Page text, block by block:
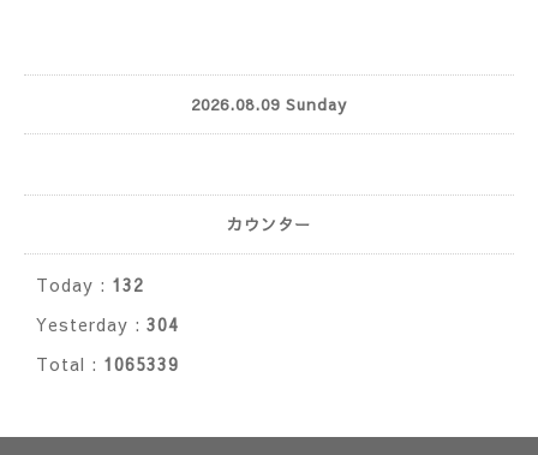
2026.08.09 Sunday
カウンター
Today : 132
Yesterday : 304
Total : 1065339